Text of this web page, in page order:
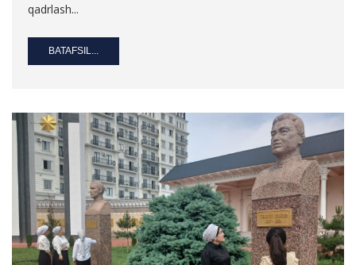
qadrlash...
BATAFSIL...